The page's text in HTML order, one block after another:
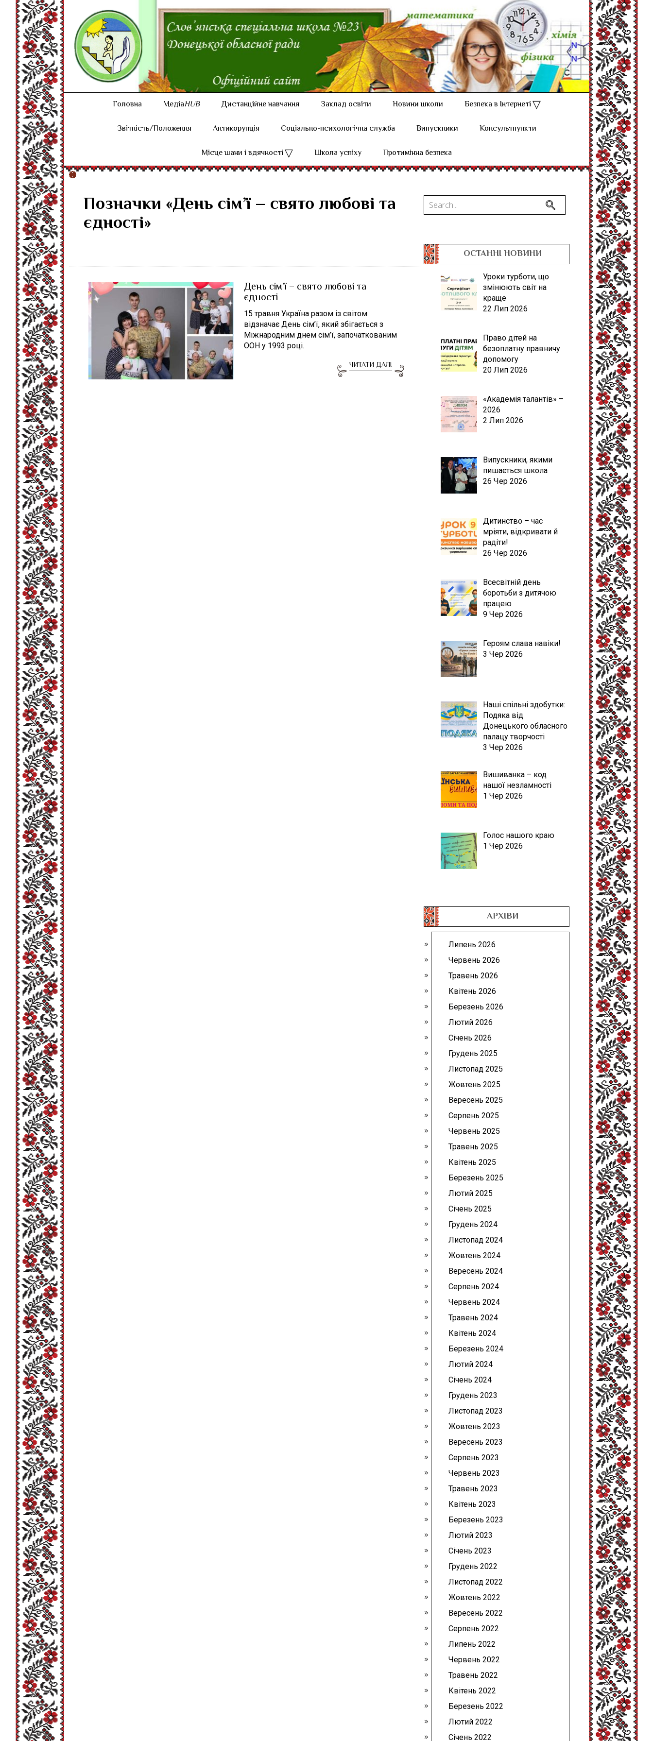
Головна МедіаHUB Дистанційне навчання Заклад освіти Новини школи
Безпека в Інтернеті
Звітність/Положення
Антикорупція Соціально-психологічна служба Випускники
Консультпункти
Місце шани і вдячності
Школа успіху Протимінна безпека
Позначки «День сім’ї – свято любові та
єдності»
День сім’ї – свято любові та
єдності
15 травня Україна разом із світом
відзначає День сім’ї, який збігається з
Міжнародним днем сім’ї, започаткованим
ООН у 1993 році.
ЧИТАТИ ДАЛІ
ОСТАННІ НОВИНИ
Уроки турботи, що
змінюють світ на
краще
22 Лип 2026
Право дітей на
безоплатну правничу
допомогу
20 Лип 2026
«Академія талантів» –
2026
2 Лип 2026
Випускники, якими
пишається школа
26 Чер 2026
Дитинство – час
мріяти, відкривати й
радіти!
26 Чер 2026
Всесвітній день
боротьби з дитячою
працею
9 Чер 2026
Героям слава навіки!
3 Чер 2026
Наші спільні здобутки:
Подяка від
Донецького обласного
палацу творчості
3 Чер 2026
Вишиванка – код
нашої незламності
1 Чер 2026
Голос нашого краю
1 Чер 2026
АРХІВИ
Липень 2026
Червень 2026
Травень 2026
Квітень 2026
Березень 2026
Лютий 2026
Січень 2026
Грудень 2025
Листопад 2025
Жовтень 2025
Вересень 2025
Серпень 2025
Червень 2025
Травень 2025
Квітень 2025
Березень 2025
Лютий 2025
Січень 2025
Грудень 2024
Листопад 2024
Жовтень 2024
Вересень 2024
Серпень 2024
Червень 2024
Травень 2024
Квітень 2024
Березень 2024
Лютий 2024
Січень 2024
Грудень 2023
Листопад 2023
Жовтень 2023
Вересень 2023
Серпень 2023
Червень 2023
Травень 2023
Квітень 2023
Березень 2023
Лютий 2023
Січень 2023
Грудень 2022
Листопад 2022
Жовтень 2022
Вересень 2022
Серпень 2022
Липень 2022
Червень 2022
Травень 2022
Квітень 2022
Березень 2022
Лютий 2022
Січень 2022